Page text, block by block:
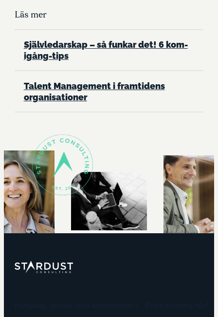
Läs mer
Självledarskap – så funkar det! 6 kom-
igång-tips
Talent Management i framtidens
organisationer